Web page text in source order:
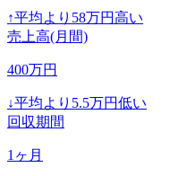
↑平均より 58万円高い
売上高(月間)
400万円
↓平均より 5.5万円低い
回収期間
1 ヶ月